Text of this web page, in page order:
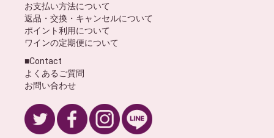
お支払い方法について
返品・交換・キャンセルについて
ポイント利用について
ワインの定期便について
■Contact
よくあるご質問
お問い合わせ